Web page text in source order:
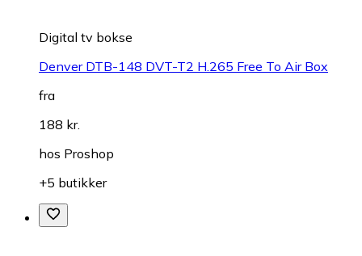
Digital tv bokse
Denver DTB-148 DVT-T2 H.265 Free To Air Box
fra
188 kr.
hos Proshop
+5 butikker